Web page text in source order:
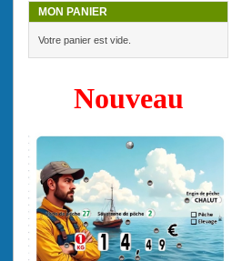
MON PANIER
Votre panier est vide.
Nouveau